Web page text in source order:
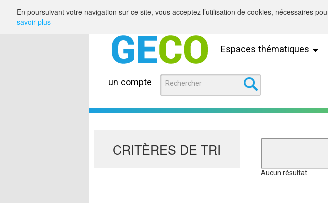
Espaces thématiques
un compte
CRITÈRES DE TRI
Aucun résultat
En poursuivant votre navigation sur ce site, vous acceptez l’utilisation de cookies, nécessaires
savoir plus